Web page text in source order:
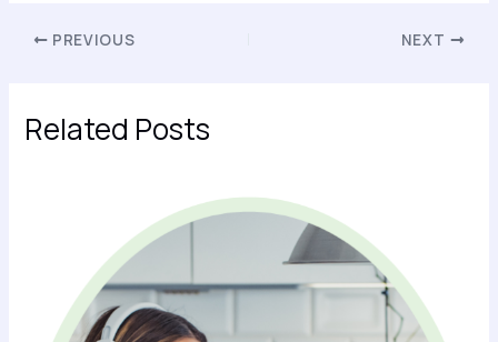
PREVIOUS NEXT
Related Posts